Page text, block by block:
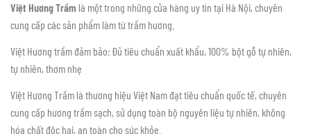
Việt Hương Trầm là một trong những cửa hàng uy tín tại Hà Nội, chuyên
cung cấp các sản phẩm làm từ trầm hương.
Việt Hương trầm đảm bảo: Đủ tiêu chuẩn xuất khẩu, 100% bột gỗ tự nhiên,
tự nhiên, thơm nhẹ
Việt Hương Trầm là thương hiệu Việt Nam đạt tiêu chuẩn quốc tế, chuyên
cung cấp hương trầm sạch, sử dụng toàn bộ nguyên liệu tự nhiên, không
hóa chất độc hại, an toàn cho sức khỏe.